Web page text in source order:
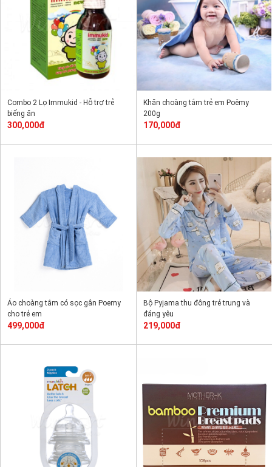
Combo 2 Lọ Immukid - Hỗ trợ trẻ
biếng ăn
300,000đ
Khăn choàng tắm trẻ em Poêmy
200g
170,000đ
Áo choàng tắm có sọc gân Poemy
cho trẻ em
499,000đ
Bộ Pyjama thu đông trẻ trung và
đáng yêu
219,000đ